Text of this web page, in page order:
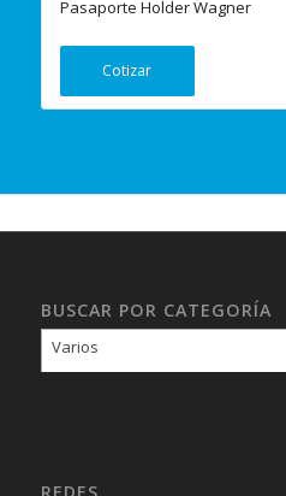
Pasaporte Holder Wagner
Cotizar
BUSCAR POR CATEGORÍA
Varios